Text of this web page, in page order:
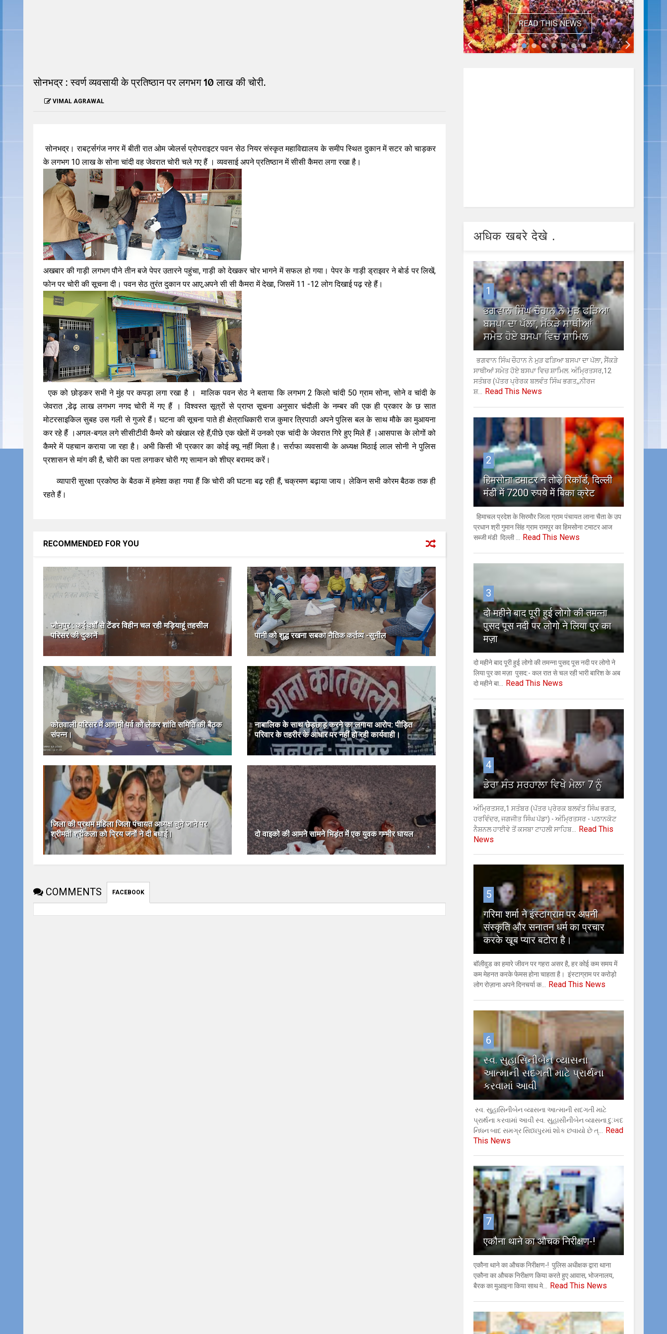
सोनभद्र : स्वर्ण व्यवसायी के प्रतिष्ठान पर लगभग 10 लाख की चोरी.
VIMAL AGRAWAL
सोनभद्र। राबर्ट्सगंज नगर में बीती रात ओम ज्वेलर्स प्रोपराइटर पवन सेठ नियर संस्कृत महाविद्यालय के समीप स्थित दुकान में सटर को चाड़कर
के लगभग 10 लाख के सोना चांदी वह जेवरात चोरी चले गए हैं । व्यवसाई अपने प्रतिष्ठान में सीसी कैमरा लगा रखा है।
अखबार की गाड़ी लगभग पौने तीन बजे पेपर उतारने पहुंचा, गाड़ी को देखकर चोर भागने में सफल हो गया। पेपर के गाड़ी ड्राइवर ने बोर्ड पर लिखें,
फोन पर चोरी की सूचना दी। पवन सेठ तुरंत दुकान पर आए,अपने सी सी कैमरा में देखा, जिसमें 11 -12 लोग दिखाई पढ़ रहे हैं।
एक को छोड़कर सभी ने मुंह पर कपड़ा लगा रखा है । मालिक पवन सेठ ने बताया कि लगभग 2 किलो चांदी 50 ग्राम सोना, सोने व चांदी के
जेवरात ,डेढ़ लाख लगभग नगद चोरी में गए हैं । विश्वस्त सूत्रों से प्राप्त सूचना अनुसार चंदौली के नम्बर की एक ही प्रकार के छ सात
मोटरसाइकिल सुबह उस गली से गुजरे हैं। घटना की सूचना पाते ही क्षेत्राधिकारी राज कुमार त्रिपाठी अपने पुलिस बल के साथ मौके का मुआयना
कर रहे हैं ।अगल-बगल लगे सीसीटीवी कैमरे को खंखाल रहे हैं,पीछे एक खेतों में उनको एक चांदी के जेवरात गिरे हुए मिले हैं ।आसपास के लोगों को
कैमरे में पहचान कराया जा रहा है। अभी किसी भी प्रकार का कोई क्यू नहीं मिला है। सर्राफा व्यवसायी के अध्यक्ष मिठाई लाल सोनी ने पुलिस
प्रशासन से मांग की है, चोरी का पता लगाकर चोरी गए सामान को शीघ्र बरामद करें।
व्यापारी सुरक्षा प्रकोष्ठ के बैठक में हमेशा कहा गया हैं कि चोरी की घटना बढ़ रही हैं, चक्रमण बढ़ाया जाय। लेकिन सभी कोरम बैठक तक ही
रहते हैं।
RECOMMENDED FOR YOU
जौनपुर : कई वर्षों से टेंडर विहीन चल रही मड़ियाहूं तहसील
परिसर की दुकानें
पानी को शुद्ध रखना सबका नैतिक कर्तव्य -सुनील
कोतवाली परिसर में आगामी पर्व को लेकर शांति समिति की बैठक
संपन्न।
नाबालिक के साथ छेड़छाड़ करने का लगाया आरोप: पीड़ित
परिवार के तहरीर के आधार पर नहीं हो रही कार्यवाही।
जिला की प्रथम महिला जिला पंचायत अध्यक्ष चुने जाने पर
श्रीमती श्रीकला को प्रिय जनों ने दी बधाई।
दो वाइको की आमने सामने भिड़ंत में एक युवक गम्भीर घायल
COMMENTS FACEBOOK
READ THIS NEWS
अधिक खबरे देखे .
1
ਭਗਵਾਨ ਸਿੰਘ ਚੌਹਾਨ ਨੇ ਮੁੜ ਫੜਿਆ
ਬਸਪਾ ਦਾ ਪੱਲਾ, ਸੈਂਕੜੇ ਸਾਥੀਆਂ
ਸਮੇਤ ਹੋਏ ਬਸਪਾ ਵਿਚ ਸ਼ਾਮਿਲ
ਭਗਵਾਨ ਸਿੰਘ ਚੌਹਾਨ ਨੇ ਮੁੜ ਫੜਿਆ ਬਸਪਾ ਦਾ ਪੱਲਾ, ਸੈਂਕੜੇ
ਸਾਥੀਆਂ ਸਮੇਤ ਹੋਏ ਬਸਪਾ ਵਿਚ ਸ਼ਾਮਿਲ. ਅੰਮ੍ਰਿਤਸਰ,12
ਸਤੰਬਰ (ਪੱਤਰ ਪ੍ਰੇਰਕ ਬਲਵੰਤ ਸਿੰਘ ਭਗਤ,,ਨੀਰਜ
ਸ਼...
Read This News
2
हिमसोना टमाटर ने तोड़े रिकॉर्ड, दिल्ली
मंडी में 7200 रुपये में बिका क्रेट
हिमाचल प्रदेश के सिरमौर जिला ग्राम पंचायत लाना चैता के उप
प्रधान श्री गुमान सिंह ग्राम रामपुर का हिमसोना टमाटर आज
सब्जी मंडी दिल्ली ...
Read This News
3
दो महीने बाद पूरी हुई लोगो की तमन्ना
पुसद पूस नदी पर लोगो ने लिया पुर का
मज़ा
दो महीने बाद पूरी हुई लोगो की तमन्ना पुसद पूस नदी पर लोगो ने
लिया पुर का मज़ा पुसद:- कल रात से चल रही भारी बारिश के अब
दो महीने बा...
Read This News
4
ਡੇਰਾ ਸੰਤ ਸਰਹਾਲਾ ਵਿਖੇ ਮੇਲਾ 7 ਨੂੰ
ਅੰਮ੍ਰਿਤਸਰ,1 ਸਤੰਬਰ (ਪੱਤਰ ਪ੍ਰੇਰਕ ਬਲਵੰਤ ਸਿੰਘ ਭਗਤ,
ਹਰਵਿੰਦਰ, ਜਗਜੀਤ ਸਿੰਘ ਪੱਡਾ) - ਅੰਮ੍ਰਿਤਸਰ - ਪਠਾਨਕੋਟ
ਨੈਸ਼ਨਲ ਹਾਈਵੇ ਤੋਂ ਕਸਬਾ ਟਾਹਲੀ ਸਾਹਿਬ...
Read This
News
5
गरिमा शर्मा ने इंस्टाग्राम पर अपनी
संस्कृति और सनातन धर्म का प्रचार
करके खूब प्यार बटोरा है।
बॉलीवुड का हमारे जीवन पर गहरा असर है, हर कोई कम समय में
कम मेहनत करके फेमस होना चाहता है। इंस्टाग्राम पर करोड़ो
लोग रोज़ाना अपने दिनचर्या क...
Read This News
6
સ્વ. સુહાસિનીબેન વ્યાસના
આત્માની સદગતી માટે પ્રાર્થના
કરવામાં આવી
સ્વ. સુહાસિનીબેન વ્યાસના આત્માની સદગતી માટે
પ્રાર્થના કરવામાં આવી સ્વ. સુહાસીનીબેન વ્યાસના દુ:ખદ
નિધન બાદ સમગ્ર સિધ્ધપુરમાં શોક છવાયો છે ત્...
Read
This News
7
एकौना थाने का औचक निरीक्षण-!
एकौना थाने का औचक निरीक्षण-! ​ ​पुलिस अधीक्षक द्वारा थाना
एकौना का औचक निरीक्षण किया करते हुए आवास, भोजनालय,
बैरक का मुआइना किया साथ मे...
Read This News